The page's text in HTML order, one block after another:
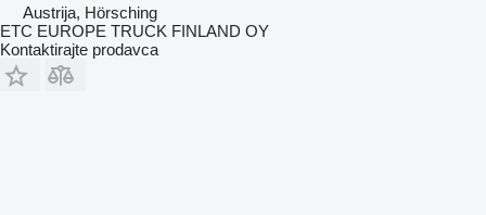
Austrija, Hörsching
ETC EUROPE TRUCK FINLAND OY
Kontaktirajte prodavca